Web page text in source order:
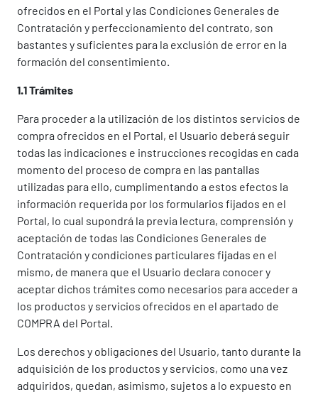
ofrecidos en el Portal y las Condiciones Generales de
Contratación y perfeccionamiento del contrato, son
bastantes y suficientes para la exclusión de error en la
formación del consentimiento.
1.1 Trámites
Para proceder a la utilización de los distintos servicios de
compra ofrecidos en el Portal, el Usuario deberá seguir
todas las indicaciones e instrucciones recogidas en cada
momento del proceso de compra en las pantallas
utilizadas para ello, cumplimentando a estos efectos la
información requerida por los formularios fijados en el
Portal, lo cual supondrá la previa lectura, comprensión y
aceptación de todas las Condiciones Generales de
Contratación y condiciones particulares fijadas en el
mismo, de manera que el Usuario declara conocer y
aceptar dichos trámites como necesarios para acceder a
los productos y servicios ofrecidos en el apartado de
COMPRA del Portal.
Los derechos y obligaciones del Usuario, tanto durante la
adquisición de los productos y servicios, como una vez
adquiridos, quedan, asimismo, sujetos a lo expuesto en